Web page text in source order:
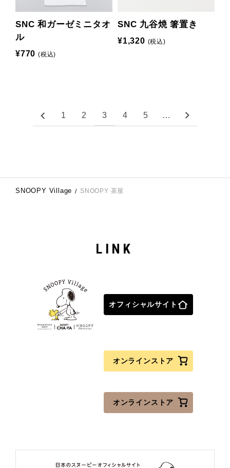
SNC 和ガーゼミニタオ
ル
¥770 (税込)
SNC 九谷焼 箸置き
¥1,320 (税込)
1 2 3 4 5 …
SNOOPY Village SNOOPY 茶屋
LINK
オフィシャルサイト
オンラインストア
オンラインストア